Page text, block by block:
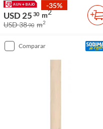
-35%
USD 25 30 m2
USD 3890 m2
comparar